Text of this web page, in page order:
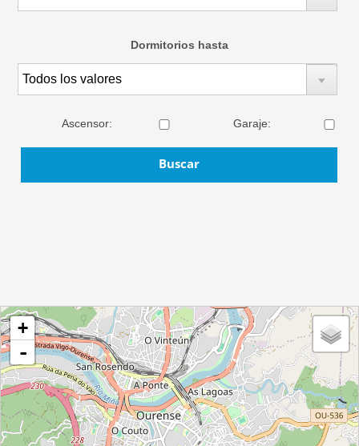
Dormitorios hasta
Ascensor: Garaje:
Buscar
+
-